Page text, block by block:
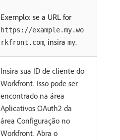
Exemplo: se a URL for
https://example.my.wo
rkfront.com, insira my.
Insira sua ID de cliente do
Workfront. Isso pode ser
encontrado na área
Aplicativos OAuth2 da
área Configuração no
Workfront. Abra o